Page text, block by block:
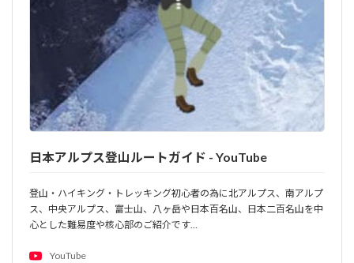
日本アルプス登山ルートガイド - YouTube
登山・ハイキング・トレッキング初心者の為に北アルプス、南アルプ
ス、中央アルプス、富士山、八ヶ岳や日本百名山、日本二百名山を中
心とした難易度や核心部のご紹介です…
YouTube